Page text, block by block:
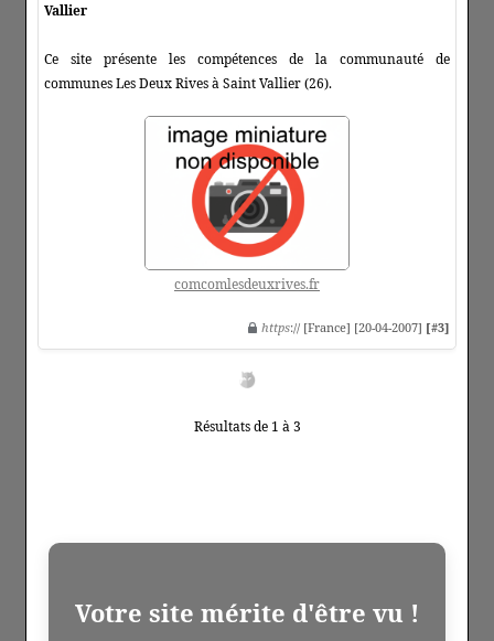
Vallier
Ce site présente les compétences de la communauté de
communes Les Deux Rives à Saint Vallier (26).
comcomlesdeuxrives.fr
https:// [France] [20-04-2007] [#3]
Résultats de 1 à 3
Votre site mérite d'être vu !